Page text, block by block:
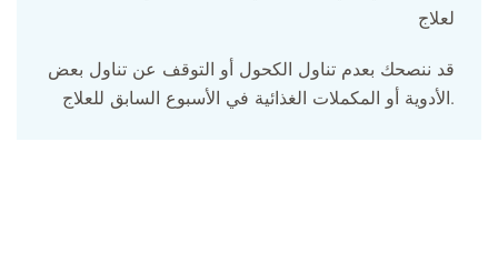
لعلاج
قد ننصحك بعدم تناول الكحول أو التوقف عن تناول بعض
الأدوية أو المكملات الغذائية في الأسبوع السابق للعلاج.